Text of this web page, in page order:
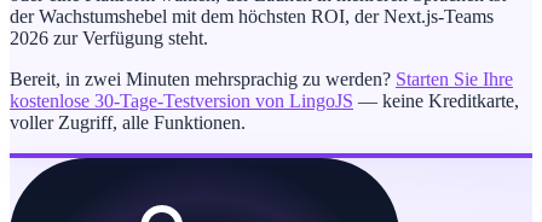
der Wachstumshebel mit dem höchsten ROI, der Next.js-Teams
2026 zur Verfügung steht.
Bereit, in zwei Minuten mehrsprachig zu werden? Starten Sie Ihre
kostenlose 30-Tage-Testversion von LingoJS — keine Kreditkarte,
voller Zugriff, alle Funktionen.